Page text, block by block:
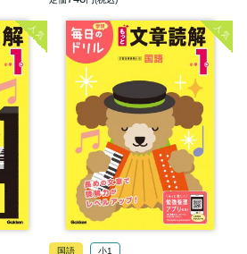
人気 人気
国語 小1